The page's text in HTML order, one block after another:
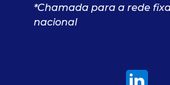
*Chamada para a rede
nacional